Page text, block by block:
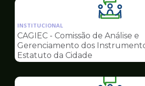
Ilustração
da
pagina
de
INSTITUCIONAL
CAGIEC - Comissão de Análise e
Gerenciamento dos
Estatuto da Cidade